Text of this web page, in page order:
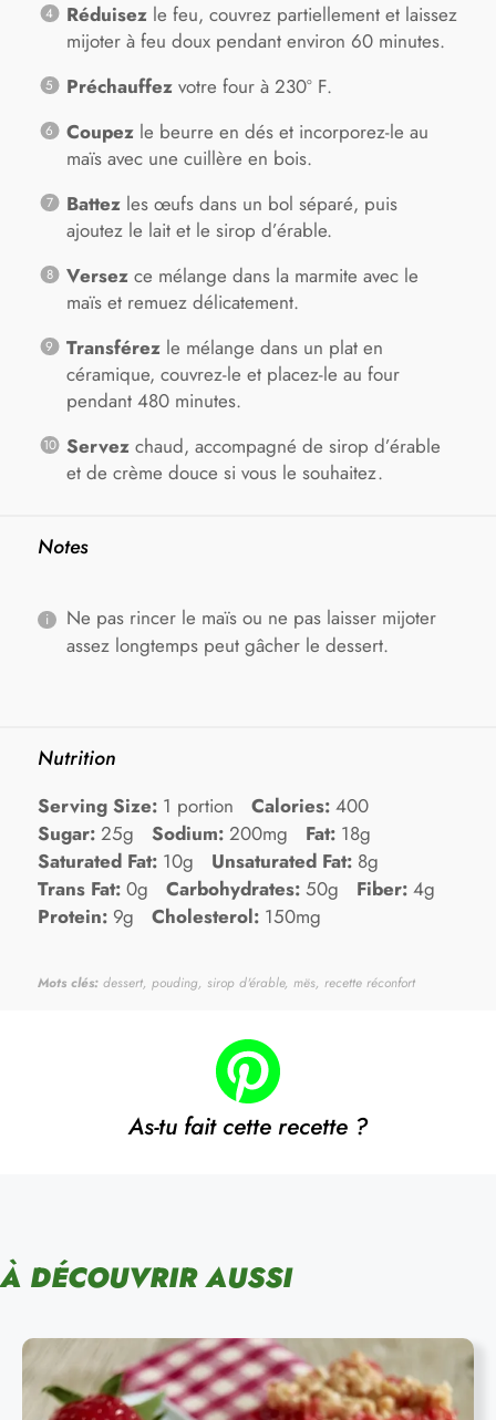
Réduisezle feu, couvrez partiellement et laissez
mijoter à feu doux pendant environ 60 minutes.
Préchauffezvotre four à 230º F.
Coupezle beurre en dés et incorporez-le au
maïs avec une cuillère en bois.
Battezles œufs dans un bol séparé, puis
ajoutez le lait et le sirop d’érable.
Versezce mélange dans la marmite avec le
maïs et remuez délicatement.
Transférezle mélange dans un plat en
céramique, couvrez-le et placez-le au four
pendant 480 minutes.
Servezchaud, accompagné de sirop d’érable
et de crème douce si vous le souhaitez.
Notes
Ne pas rincer le maïs ou ne pas laisser mijoter
assez longtemps peut gâcher le dessert.
Nutrition
Serving Size: 1 portion Calories: 400
Sugar: 25g Sodium: 200mg Fat: 18g
Saturated Fat: 10g Unsaturated Fat: 8g
Trans Fat: 0g Carbohydrates: 50g Fiber: 4g
Protein: 9g Cholesterol: 150mg
Mots clés: dessert, pouding, sirop d'érable, mës, recette réconfort
As-tu fait cette recette ?
À DÉCOUVRIR AUSSI